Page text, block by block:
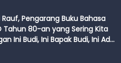
Pengarang Buku Bahasa
Tahun 80-an yang Sering Kita
Ini Budi, Ini Bapak Budi, Ini Adik